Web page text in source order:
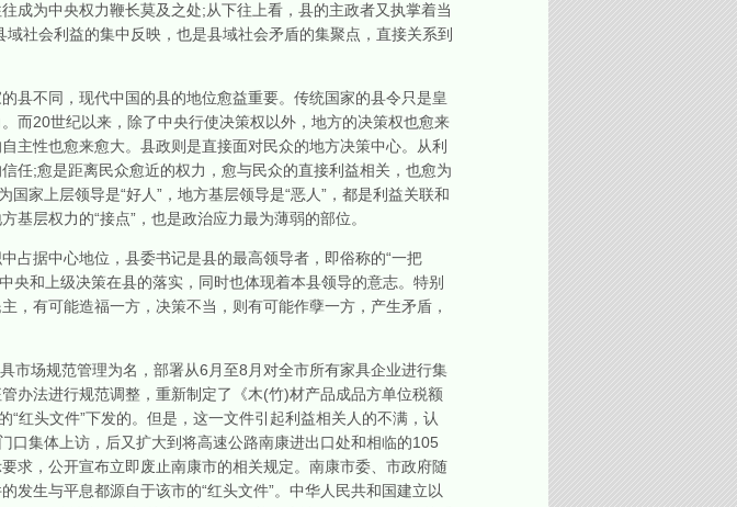
成为中央权力鞭长莫及之处;从下往上看，县的主政者又执掌着当
社会利益的集中反映，也是县域社会矛盾的集聚点，直接关系到
不同，现代中国的县的地位愈益重要。传统国家的县令只是皇
而20世纪以来，除了中央行使决策权以外，地方的决策权也愈来
主性也愈来愈大。县政则是直接面对民众的地方决策中心。从利
任;愈是距离民众愈近的权力，愈与民众的直接利益相关，也愈为
家上层领导是“好人”，地方基层领导是“恶人”，都是利益关联和
层权力的“接点”，也是政治应力最为薄弱的部位。
据中心地位，县委书记是县的最高领导者，即俗称的“一把
央和上级决策在县的落实，同时也体现着本县领导的意志。特别
，有可能造福一方，决策不当，则有可能作孽一方，产生矛盾，
场规范管理为名，部署从6月至8月对全市所有家具企业进行集
办法进行规范调整，重新制定了《木(竹)材产品成品方单位税额
红头文件”下发的。但是，这一文件引起利益相关人的不满，认
口集体上访，后又扩大到将高速公路南康进出口处和相临的105
求，公开宣布立即废止南康市的相关规定。南康市委、市政府随
发生与平息都源自于该市的“红头文件”。中华人民共和国建立以